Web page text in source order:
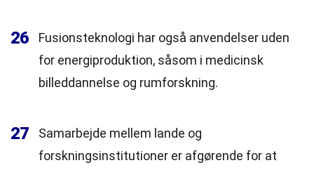
26
Fusionsteknologi har også anvendelser uden
for energiproduktion, såsom i medicinsk
billeddannelse og rumforskning.
27
Samarbejde mellem lande og
forskningsinstitutioner er afgørende for at